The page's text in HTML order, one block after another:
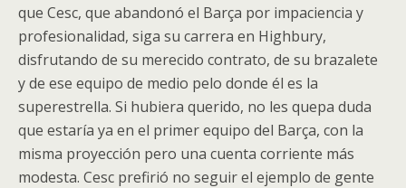
que Cesc, que abandonó el Barça por impaciencia y
profesionalidad, siga su carrera en Highbury,
disfrutando de su merecido contrato, de su brazalete
y de ese equipo de medio pelo donde él es la
superestrella. Si hubiera querido, no les quepa duda
que estaría ya en el primer equipo del Barça, con la
misma proyección pero una cuenta corriente más
modesta. Cesc prefirió no seguir el ejemplo de gente